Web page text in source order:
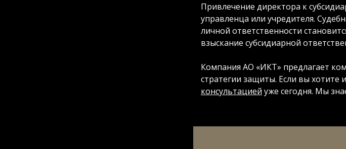
Привлечение директора к
управленца или учредителя.
личной ответственности
взыскание субсидиарной
Компания АО «ИКТ» предлагает
стратегии защиты. Если вы
консультацией уже сегодня. Мы